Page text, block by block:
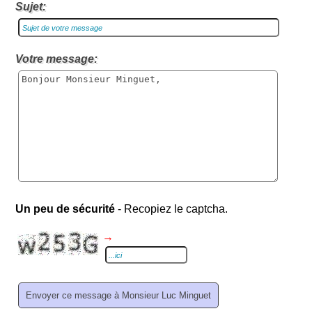
Sujet:
Votre message:
Un peu de sécurité - Recopiez le captcha.
→